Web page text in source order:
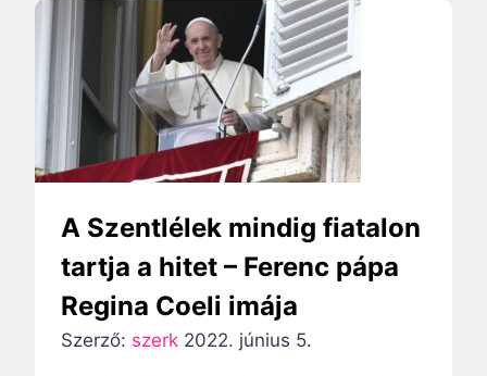
s
i
S
n
K
á
A Szentlélek mindig fiatalon
tartja a hitet – Ferenc pápa
Regina Coeli imája
Szerző: szerk 2022. június 5.